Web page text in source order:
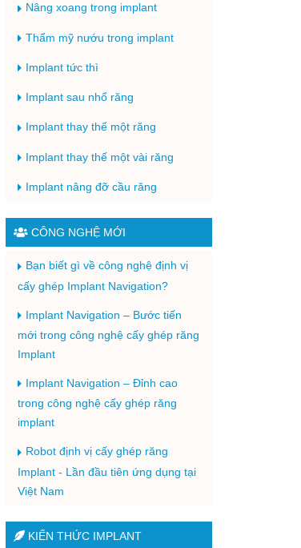
Nâng xoang trong implant
Thẩm mỹ nướu trong implant
Implant tức thì
Implant sau nhổ răng
Implant thay thế một răng
Implant thay thế một vài răng
Implant nâng đỡ cầu răng
CÔNG NGHỆ MỚI
Bạn biết gì về công nghệ định vị
cấy ghép Implant Navigation?
Implant Navigation – Bước tiến
mới trong công nghệ cấy ghép răng
Implant
Implant Navigation – Đỉnh cao
trong công nghệ cấy ghép răng
implant
Robot định vị cấy ghép răng
Implant - Lần đầu tiên ứng dụng tại
Việt Nam
KIẾN THỨC IMPLANT